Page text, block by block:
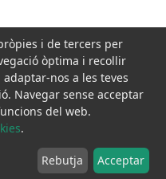
i de tercers per
òptima i recollir
nos a les teves
Navegar sense acceptar
del web.
.
Rebutja Acceptar